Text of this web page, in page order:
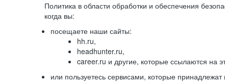
Политика в области обработки и обеспечения
когда вы:
посещаете наши сайты:
hh.ru,
headhunter.ru,
career.ru и другие, которые ссылаются на
или пользуетесь сервисами, которые